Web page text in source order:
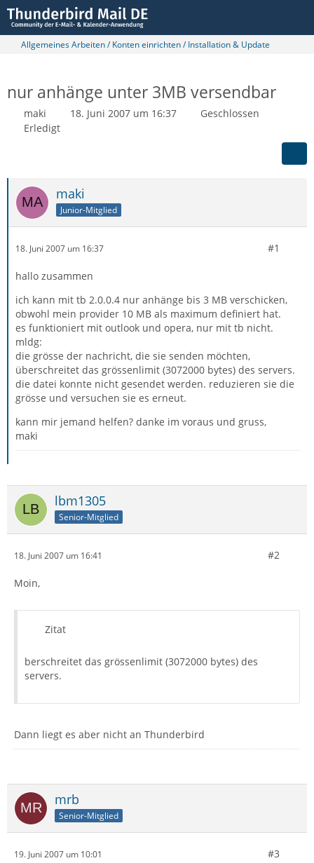
Allgemeines Arbeiten / Konten einrichten / Installation & Update
nur anhänge unter 3MB versendbar
maki 18. Juni 2007 um 16:37
Geschlossen
Erledigt
maki
Junior-Mitglied
18. Juni 2007 um 16:37 #1
hallo zusammen
ich kann mit tb 2.0.0.4 nur anhänge bis 3 MB verschicken,
obwohl mein provider 10 MB als maximum definiert hat.
es funktioniert mit outlook und opera, nur mit tb nicht.
mldg:
die grösse der nachricht, die sie senden möchten,
überschreitet das grössenlimit (3072000 bytes) des servers.
die datei konnte nicht gesendet werden. reduzieren sie die
grösse und versuchen sie es erneut.
kann mir jemand helfen? danke im voraus und gruss,
maki
lbm1305
Senior-Mitglied
18. Juni 2007 um 16:41 #2
Moin,
Zitat
berschreitet das grössenlimit (3072000 bytes) des
servers.
Dann liegt es aber nicht an Thunderbird
mrb
Senior-Mitglied
19. Juni 2007 um 10:01 #3